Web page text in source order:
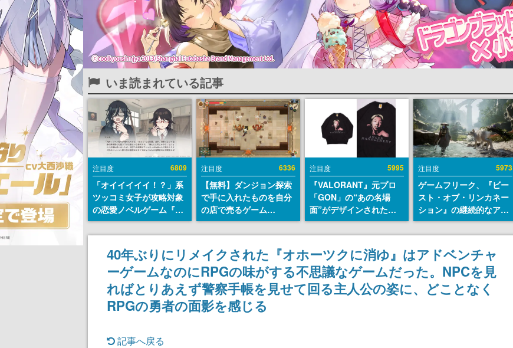
いま読まれている記事
注目度 6809
「オイイイイイ！？」系
ツッコミ女子が攻略対象
の恋愛ノベルゲーム『美
術部カノジョ』Steamス
トアページが公開。「お
前らーそろそろ自重しろ
ー？＾＾」暗黒微笑の夢
女子や、萌え声不思議ち
ゃん女子と青春を謳歌
注目度 6336
【無料】ダンジョン探索
で手に入れたものを自分
の店で売るゲーム
『Moonlighter』が
Steamにて無料配布中！
続編『Moonlighter 2』
の9月2日正式リリースを
記念したキャンペーン
注目度 5995
『VALORANT』元プロ
「GON」の“あの名場
面”がデザインされた新
作グッズが本日8月5日よ
り期間限定で発売。Tシ
ャツやコインケース、ア
クキーなどが全品受注生
産で登場、過去に発売し
たグッズの再販も
注目度 5973
ゲームフリーク、『ビー
スト・オブ・リンカネー
ション』の継続的なアプ
デ方針を表明。ユーザー
からの意見を真摯に受け
止めて対応へ。修正パッ
チは約1週間以内に配信
される予定
40年ぶりにリメイクされた『オホーツクに消ゆ』はアドベンチャ
ーゲームなのにRPGの味がする不思議なゲームだった。NPCを見
ればとりあえず警察手帳を見せて回る主人公の姿に、どことなく
RPGの勇者の面影を感じる
記事へ戻る